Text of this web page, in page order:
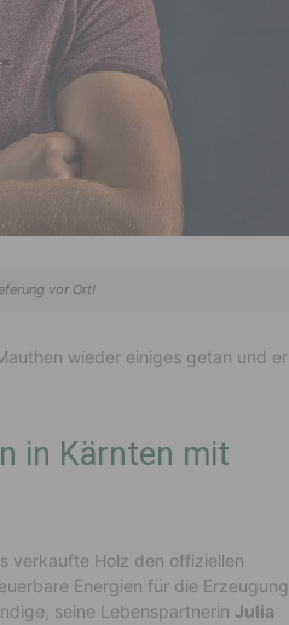
vor Ort!
wieder einiges getan und er
in Kärnten mit
verkaufte Holz den offiziellen
Energien für die Erzeugung
seine Lebenspartnerin Julia